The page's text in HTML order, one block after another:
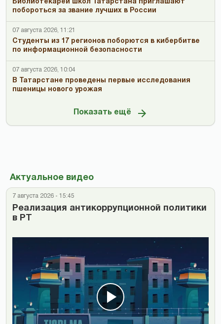
Библиотекарей школ Татарстана приглашают
побороться за звание лучших в России
07 августа 2026, 11:21
Студенты из 17 регионов поборются в кибербитве
по информационной безопасности
07 августа 2026, 10:04
В Татарстане проведены первые исследования
пшеницы нового урожая
Показать ещё
Актуальное видео
7 августа 2026 - 15:45
Реализация антикоррупционной политики
в РТ